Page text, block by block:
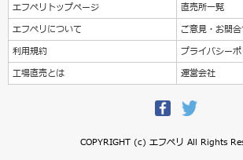
エフペリトップページ
直売所一覧
エフペリについて
ご意見・お問
利用規約
プライバシー
工場直売とは
運営会社
COPYRIGHT (c) エフペリ All Rights